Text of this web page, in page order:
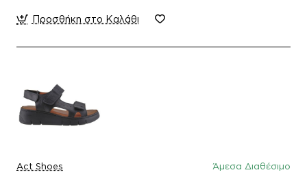
Προσθήκη στο Καλάθι
Act Shoes Άμεσα Διαθέσιμο